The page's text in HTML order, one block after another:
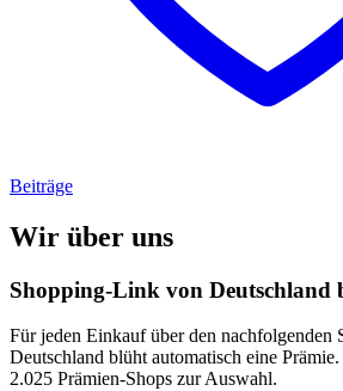
Beiträge
Wir über uns
Shopping-Link von Deutschland
Für jeden Einkauf über den nachfolgenden
Deutschland blüht automatisch eine
2.025 Prämien-Shops zur Auswahl.